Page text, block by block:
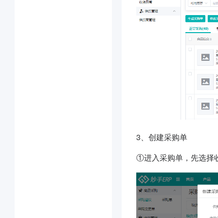
3、 创建采购单
①进入采购单，先选择